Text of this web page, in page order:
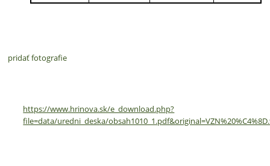
pridať fotografie
https://www.hrinova.sk/e_download.php?
file=data/uredni_deska/